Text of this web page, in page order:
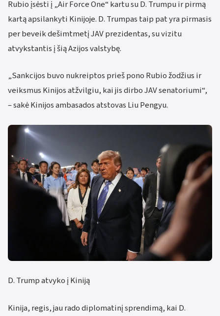
Rubio įsėsti į „Air Force One“ kartu su D. Trumpu ir pirmą
kartą apsilankyti Kinijoje. D. Trumpas taip pat yra pirmasis
per beveik dešimtmetį JAV prezidentas, su vizitu
atvykstantis į šią Azijos valstybę.
„Sankcijos buvo nukreiptos prieš pono Rubio žodžius ir
veiksmus Kinijos atžvilgiu, kai jis dirbo JAV senatoriumi“,
– sakė Kinijos ambasados ​​atstovas Liu Pengyu.
D. Trump atvyko į Kiniją
Kinija, regis, jau rado diplomatinį sprendimą, kai D.